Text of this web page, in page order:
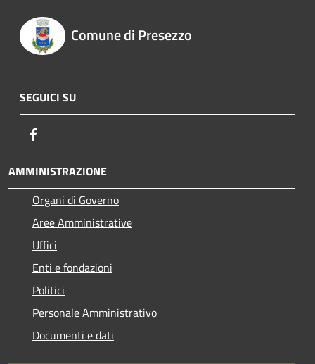
Comune di Presezzo
SEGUICI SU
AMMINISTRAZIONE
Organi di Governo
Aree Amministrative
Uffici
Enti e fondazioni
Politici
Personale Amministrativo
Documenti e dati